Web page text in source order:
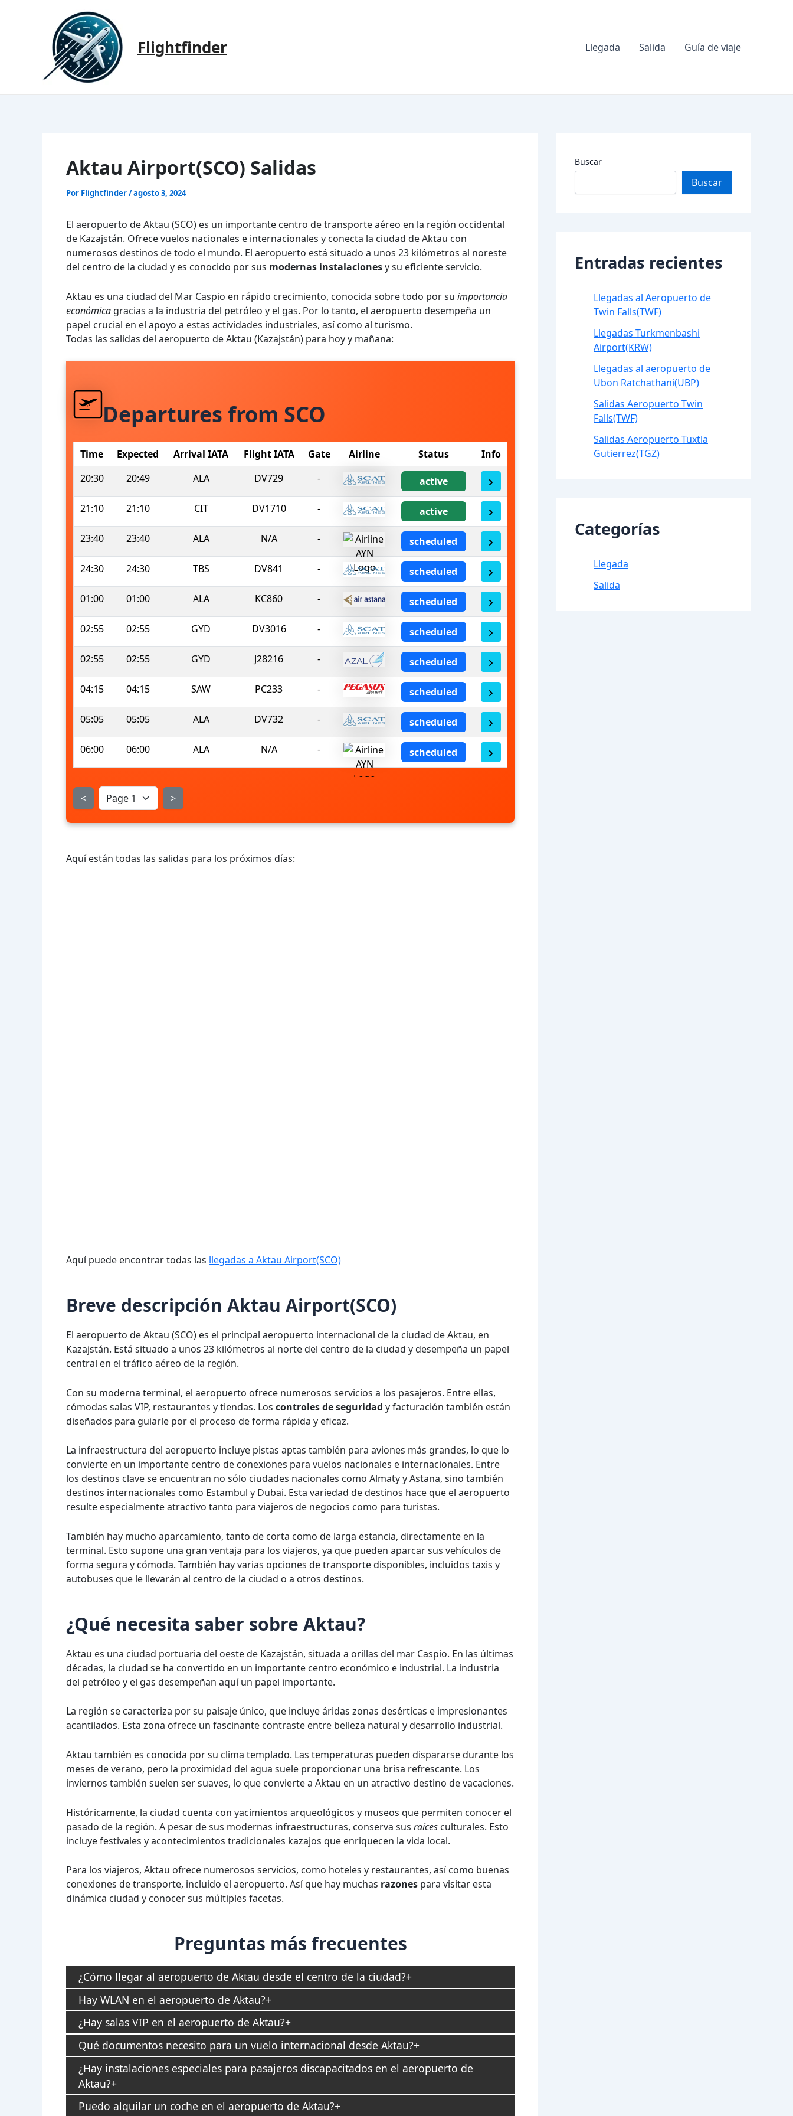
Flightfinder Llegada Salida Guía de viaje
Aktau Airport(SCO) Salidas
Por Flightfinder/agosto 3, 2024
El aeropuerto de Aktau (SCO) es un importante centro de transporte aéreo en la región occidental
de Kazajstán. Ofrece vuelos nacionales e internacionales y conecta la ciudad de Aktau con
numerosos destinos de todo el mundo. El aeropuerto está situado a unos 23 kilómetros al noreste
del centro de la ciudad y es conocido por sus modernas instalacionesy su eficiente servicio.
Aktau es una ciudad del Mar Caspio en rápido crecimiento, conocida sobre todo por su importancia
económica gracias a la industria del petróleo y el gas. Por lo tanto, el aeropuerto desempeña un
papel crucial en el apoyo a estas actividades industriales, así como al turismo.
Todas las salidas del aeropuerto de Aktau (Kazajstán) para hoy y mañana:
Departures from SCO
Time Expected Arrival IATA Flight IATA Gate Airline Status
Info
20:30
20:49 ALA DV729 - active
21:10 21:10 CIT DV1710 - active
23:40 23:40 ALA N/A - scheduled
24:30 24:30 TBS DV841 - scheduled
01:00 01:00 ALA KC860 - scheduled
02:55 02:55 GYD DV3016 - scheduled
02:55 02:55 GYD J28216 - scheduled
04:15 04:15 SAW PC233 - scheduled
05:05 05:05 ALA DV732 - scheduled
06:00 06:00 ALA N/A - scheduled
< >
Aquí están todas las salidas para los próximos días:
Aquí puede encontrar todas las llegadas a Aktau Airport(SCO)
Breve descripción Aktau Airport(SCO)
El aeropuerto de Aktau (SCO) es el principal aeropuerto internacional de la ciudad de Aktau, en
Kazajstán. Está situado a unos 23 kilómetros al norte del centro de la ciudad y desempeña un papel
central en el tráfico aéreo de la región.
Con su moderna terminal, el aeropuerto ofrece numerosos servicios a los pasajeros. Entre ellas,
cómodas salas VIP, restaurantes y tiendas. Los controles de seguridad y facturación también están
diseñados para guiarle por el proceso de forma rápida y eficaz.
La infraestructura del aeropuerto incluye pistas aptas también para aviones más grandes, lo que lo
convierte en un importante centro de conexiones para vuelos nacionales e internacionales. Entre
los destinos clave se encuentran no sólo ciudades nacionales como Almaty y Astana, sino también
destinos internacionales como Estambul y Dubai. Esta variedad de destinos hace que el aeropuerto
resulte especialmente atractivo tanto para viajeros de negocios como para turistas.
También hay mucho aparcamiento, tanto de corta como de larga estancia, directamente en la
terminal. Esto supone una gran ventaja para los viajeros, ya que pueden aparcar sus vehículos de
forma segura y cómoda. También hay varias opciones de transporte disponibles, incluidos taxis y
autobuses que le llevarán al centro de la ciudad o a otros destinos.
¿Qué necesita saber sobre Aktau?
Aktau es una ciudad portuaria del oeste de Kazajstán, situada a orillas del mar Caspio. En las últimas
décadas, la ciudad se ha convertido en un importante centro económico e industrial. La industria
del petróleo y el gas desempeñan aquí un papel importante.
La región se caracteriza por su paisaje único, que incluye áridas zonas desérticas e impresionantes
acantilados. Esta zona ofrece un fascinante contraste entre belleza natural y desarrollo industrial.
Aktau también es conocida por su clima templado. Las temperaturas pueden dispararse durante los
meses de verano, pero la proximidad del agua suele proporcionar una brisa refrescante. Los
inviernos también suelen ser suaves, lo que convierte a Aktau en un atractivo destino de vacaciones.
Históricamente, la ciudad cuenta con yacimientos arqueológicos y museos que permiten conocer el
pasado de la región. A pesar de sus modernas infraestructuras, conserva sus raíces culturales. Esto
incluye festivales y acontecimientos tradicionales kazajos que enriquecen la vida local.
Para los viajeros, Aktau ofrece numerosos servicios, como hoteles y restaurantes, así como buenas
conexiones de transporte, incluido el aeropuerto. Así que hay muchas razones para visitar esta
dinámica ciudad y conocer sus múltiples facetas.
Preguntas más frecuentes
¿Cómo llegar al aeropuerto de Aktau desde el centro de la ciudad?
Hay WLAN en el aeropuerto de Aktau?
¿Hay salas VIP en el aeropuerto de Aktau?
Qué documentos necesito para un vuelo internacional desde Aktau?
¿Hay instalaciones especiales para pasajeros discapacitados en el aeropuerto de
Aktau?
Puedo alquilar un coche en el aeropuerto de Aktau?
Buscar
Buscar
Entradas recientes
Llegadas al Aeropuerto de
Twin Falls(TWF)
Llegadas Turkmenbashi
Airport(KRW)
Llegadas al aeropuerto de
Ubon Ratchathani(UBP)
Salidas Aeropuerto Twin
Falls(TWF)
Salidas Aeropuerto Tuxtla
Gutierrez(TGZ)
Categorías
Llegada
Salida